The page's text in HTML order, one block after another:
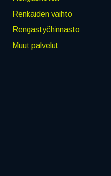
Renkaiden vaihto
Rengastyöhinnasto
Muut palvelut